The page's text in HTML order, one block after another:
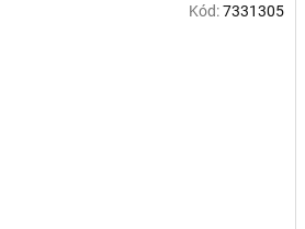
Kód:7331305